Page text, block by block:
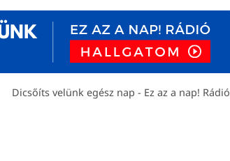
Dicsőíts velünk egész nap - Ez az a nap! Rádió